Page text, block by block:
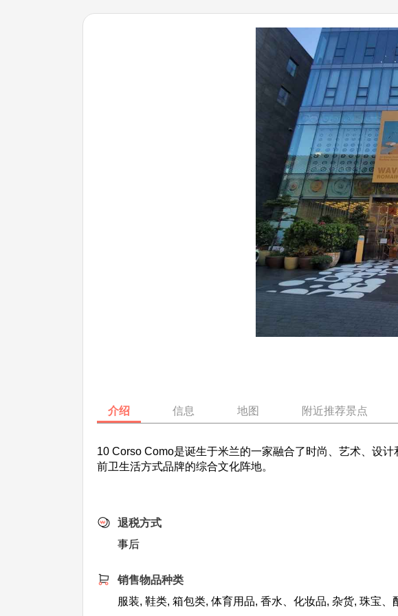
介绍 信息 地图 附近推荐景点
10 Corso Como是诞生于米兰的一家融合了时尚、艺术、设
前卫生活方式品牌的综合文化阵地。
退税方式
事后
销售物品种类
服装, 鞋类, 箱包类, 体育用品, 香水、化妆品, 杂货, 珠宝、